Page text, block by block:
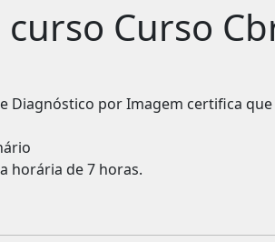
Curso
Diagnóstico por Imagem certifica que
horária de 7 horas.